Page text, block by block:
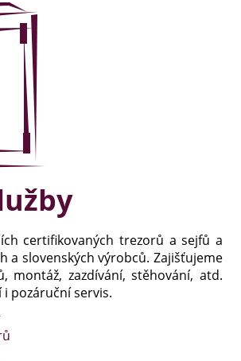
certifikovaných trezorů a sejfů a
a slovenských výrobců. Zajišťujeme
montáž, zazdívání, stěhování, atd.
i pozáruční servis.